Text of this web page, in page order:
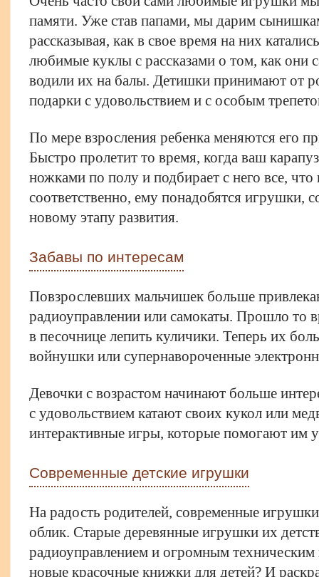
памяти. Уже став папами, мы дарим
рассказывая, как в свое время на них
любимые куклы с рассказами о том, как они
водили их на балы. Детишки принимают от
подарки с удовольствием и с особым
По мере взросления ребенка меняются его
Быстро пролетит то время, когда ваш
ножками по полу и подбирает с него все, что
соответственно, ему понадобятся игрушки,
новому этапу развития.
Забавы по интересам
Повзрослевших мальчишек больше
радиоуправлении или самокаты. Прошло то
в песочнице лепить куличики. Теперь их
войнушки или супернавороченные
Девочки с возрастом начинают больше
с удовольствием катают своих кукол или
интерактивные игры, которые помогают им
Современные детские игрушки
На радость родителей, современные
облик. Старые деревянные игрушки их
радиоуправлением и огромным техническим
новые красочные книжки для детей? И